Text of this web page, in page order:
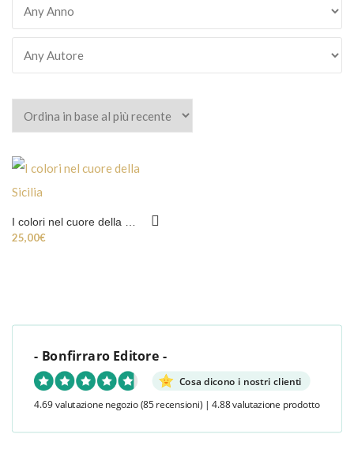
25,00€
- Bonfirraro Editore -
Cosa dicono i nostri clienti
4.69 valutazione negozio (85 recensioni) | 4.88 valutazione prodotto